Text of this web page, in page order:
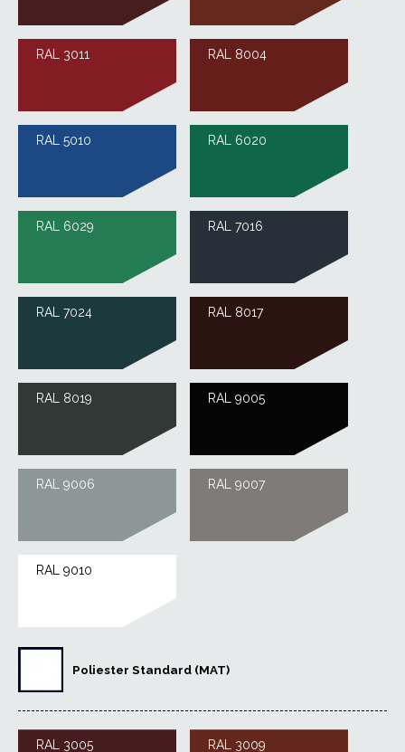
RAL 3011 RAL 8004
RAL 5010 RAL 6020
RAL 6029 RAL 7016
RAL 7024 RAL 8017
RAL 8019 RAL 9005
RAL 9006 RAL 9007
RAL 9010
Poliester Standard (MAT)
RAL 3005 RAL 3009